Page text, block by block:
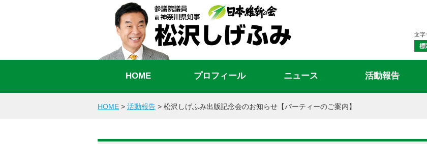
文字
HOME プロフィール ニュース 活動報告
HOME > 活動報告 > 松沢しげふみ出版記念会のお知らせ【パーティーのご案内】